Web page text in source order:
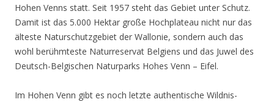
Hohen Venns statt. Seit 1957 steht das Gebiet unter Schutz.
Damit ist das 5.000 Hektar große Hochplateau nicht nur das
älteste Naturschutzgebiet der Wallonie, sondern auch das
wohl berühmteste Naturreservat Belgiens und das Juwel des
Deutsch-Belgischen Naturparks Hohes Venn – Eifel.
Im Hohen Venn gibt es noch letzte authentische Wildnis-